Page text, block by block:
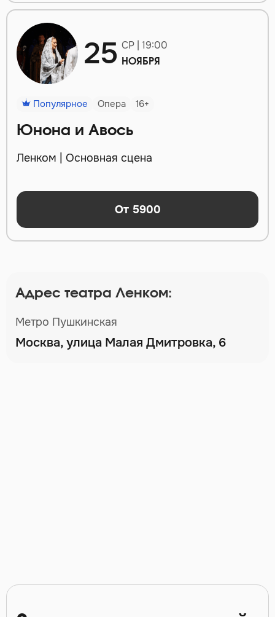
25 СР | 19:00
НОЯБРЯ
Популярное Опера 16+
Юнона и Авось
Ленком | Основная сцена
От 5900
Адрес театра Ленком:
Метро Пушкинская
Москва, улица Малая Дмитровка, 6